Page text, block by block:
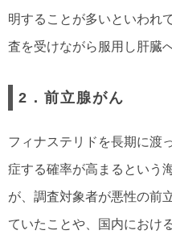
明することが多いといわれ
査を受けながら服用し肝臓
2．前立腺がん
フィナステリドを長期に渡
症する確率が高まるという
が、調査対象者が悪性の前
ていたことや、国内におけ